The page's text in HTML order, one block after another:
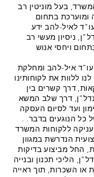
בעל מוניטין רב
ומוערכת בתחום
לאיל-להב ידע
ניסיון מעשי רב
ויחסי אנוש
עו"ד איל-להב ומחלקת
ללוות את לקוחותינו
דרך קשרים בין
דרך שלב המשא
ועד לסיום העסקה
כל הנוגעים בדבר. .
ללקוחות המשרד
הנדרשת במגוון
החל מביצוע בדיקות
הליכי תכנון ובנייה
או השכרות, תוך ראייה